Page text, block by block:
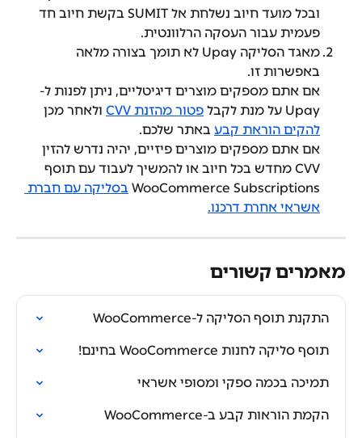
ובכל מועד חיוב נשלחת אל SUMIT בקשת חיוב חד
פעמית עבור העסקה הרלוונטית.
מאגד הסליקה Upay לא תומך בצורה מלאה
באפשרות זו.
אם אתם מספקים מוצרים דיגיטליים, ניתן לפנות ל-
Upay על מנת לקבל
פטור מהזנת CVV
ולאחר מכן
להקים הוראת קבע באתר שלכם.
אם אתם מספקים מוצרים פיזיים, יהיה נדרש להזין
CVV מחדש בכל חיוב או להמשיך לעבוד עם תוסף
WooCommerce Subscriptions בסליקה עם חברת
אשראי אחרת דרכנו.
מאמרים קשורים
התקנת תוסף הסליקה ל-WooCommerce
תוסף סליקה לחנות WooCommerce בחינם!
תמיכה בכמה ספקי ומסופי אשראי
הקמת הוראות קבע ב-WooCommerce